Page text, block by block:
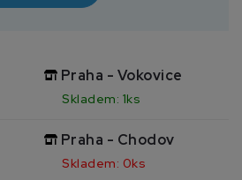
Praha - Vokovice
Skladem: 1ks
Praha - Chodov
Skladem: 0ks